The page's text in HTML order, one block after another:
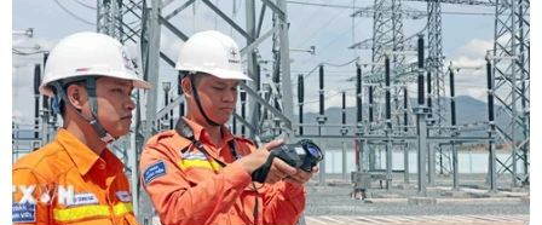
Quốc hội dành cả ngày làm việc thảo luận về các báo
cáo công tác của Chánh án Tòa án Nhân dân Tối cao,
Viện trưởng Viện Kiểm sát Nhân dân Tối cao; công tác
phòng, chống tội phạm và vi phạm pháp luật.